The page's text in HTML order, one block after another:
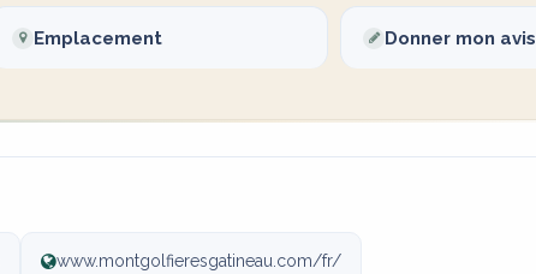
Emplacement Donner mon avis
www.montgolfieresgatineau.com/fr/